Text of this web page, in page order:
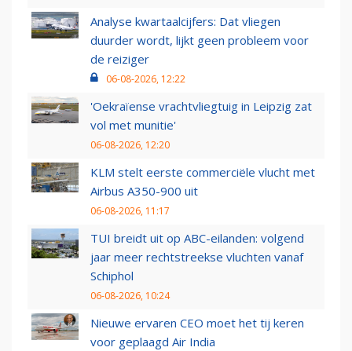
Analyse kwartaalcijfers: Dat vliegen
duurder wordt, lijkt geen probleem voor
de reiziger
06-08-2026, 12:22
'Oekraïense vrachtvliegtuig in Leipzig zat
vol met munitie'
06-08-2026, 12:20
KLM stelt eerste commerciële vlucht met
Airbus A350-900 uit
06-08-2026, 11:17
TUI breidt uit op ABC-eilanden: volgend
jaar meer rechtstreekse vluchten vanaf
Schiphol
06-08-2026, 10:24
Nieuwe ervaren CEO moet het tij keren
voor geplaagd Air India